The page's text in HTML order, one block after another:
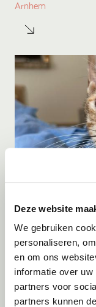
Deze website
We gebruiken
personaliseren,
en om ons
informatie over
partners voor
partners kunnen
Arnhem
Adoptie10-08-2026
Mimi